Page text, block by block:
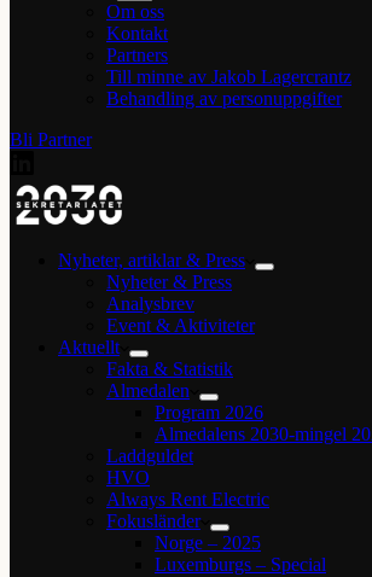
Om oss
Kontakt
Partners
Till minne av Jakob Lagercrantz
Behandling av personuppgifter
Bli Partner
Nyheter, artiklar & Press
Nyheter & Press
Analysbrev
Event & Aktiviteter
Aktuellt
Fakta & Statistik
Almedalen
Program 2026
Almedalens 2030-mingel
Laddguldet
HVO
Always Rent Electric
Fokusländer
Norge – 2025
Luxemburgs – Special